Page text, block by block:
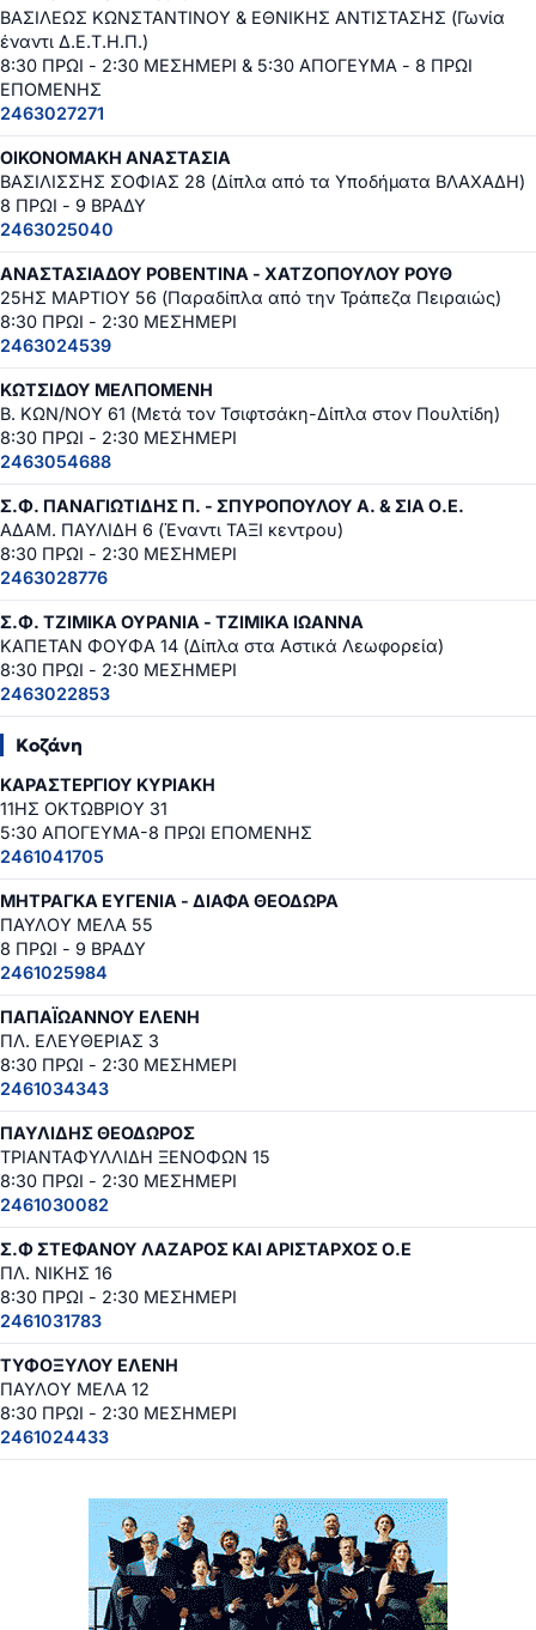
ΒΑΣΙΛΕΩΣ ΚΩΝΣΤΑΝΤΙΝΟΥ & ΕΘΝΙΚΗΣ ΑΝΤΙΣΤΑΣΗΣ (Γωνία
έναντι Δ.Ε.Τ.Η.Π.)
8:30 ΠΡΩΙ - 2:30 ΜΕΣΗΜΕΡΙ & 5:30 ΑΠΟΓΕΥΜΑ - 8 ΠΡΩΙ
ΕΠΟΜΕΝΗΣ
2463027271
ΟΙΚΟΝΟΜΑΚΗ ΑΝΑΣΤΑΣΙΑ
ΒΑΣΙΛΙΣΣΗΣ ΣΟΦΙΑΣ 28 (Δίπλα από τα Υποδήματα ΒΛΑΧΑΔΗ)
8 ΠΡΩΙ - 9 ΒΡΑΔΥ
2463025040
ΑΝΑΣΤΑΣΙΑΔΟΥ ΡΟΒΕΝΤΙΝΑ - ΧΑΤΖΟΠΟΥΛΟΥ ΡΟΥΘ
25ΗΣ ΜΑΡΤΙΟΥ 56 (Παραδίπλα από την Τράπεζα Πειραιώς)
8:30 ΠΡΩΙ - 2:30 ΜΕΣΗΜΕΡΙ
2463024539
ΚΩΤΣΙΔΟΥ ΜΕΛΠΟΜΕΝΗ
Β. ΚΩΝ/ΝΟΥ 61 (Μετά τον Τσιφτσάκη-Δίπλα στον Πουλτίδη)
8:30 ΠΡΩΙ - 2:30 ΜΕΣΗΜΕΡΙ
2463054688
Σ.Φ. ΠΑΝΑΓΙΩΤΙΔΗΣ Π. - ΣΠΥΡΟΠΟΥΛΟΥ Α. & ΣΙΑ Ο.Ε.
ΑΔΑΜ. ΠΑΥΛΙΔΗ 6 (Έναντι ΤΑΞΙ κεντρου)
8:30 ΠΡΩΙ - 2:30 ΜΕΣΗΜΕΡΙ
2463028776
Σ.Φ. ΤΖΙΜΙΚΑ ΟΥΡΑΝΙΑ - ΤΖΙΜΙΚΑ ΙΩΑΝΝΑ
ΚΑΠΕΤΑΝ ΦΟΥΦΑ 14 (Δίπλα στα Αστικά Λεωφορεία)
8:30 ΠΡΩΙ - 2:30 ΜΕΣΗΜΕΡΙ
2463022853
Κοζάνη
ΚΑΡΑΣΤΕΡΓΙΟΥ ΚΥΡΙΑΚΗ
11ΗΣ ΟΚΤΩΒΡΙΟΥ 31
5:30 ΑΠΟΓΕΥΜΑ-8 ΠΡΩΙ ΕΠΟΜΕΝΗΣ
2461041705
ΜΗΤΡΑΓΚΑ ΕΥΓΕΝΙΑ - ΔΙΑΦΑ ΘΕΟΔΩΡΑ
ΠΑΥΛΟΥ ΜΕΛΑ 55
8 ΠΡΩΙ - 9 ΒΡΑΔΥ
2461025984
ΠΑΠΑΪΩΑΝΝΟΥ ΕΛΕΝΗ
ΠΛ. ΕΛΕΥΘΕΡΙΑΣ 3
8:30 ΠΡΩΙ - 2:30 ΜΕΣΗΜΕΡΙ
2461034343
ΠΑΥΛΙΔΗΣ ΘΕΟΔΩΡΟΣ
ΤΡΙΑΝΤΑΦΥΛΛΙΔΗ ΞΕΝΟΦΩΝ 15
8:30 ΠΡΩΙ - 2:30 ΜΕΣΗΜΕΡΙ
2461030082
Σ.Φ ΣΤΕΦΑΝΟΥ ΛΑΖΑΡΟΣ ΚΑΙ ΑΡΙΣΤΑΡΧΟΣ Ο.Ε
ΠΛ. ΝΙΚΗΣ 16
8:30 ΠΡΩΙ - 2:30 ΜΕΣΗΜΕΡΙ
2461031783
ΤΥΦΟΞΥΛΟΥ ΕΛΕΝΗ
ΠΑΥΛΟΥ ΜΕΛΑ 12
8:30 ΠΡΩΙ - 2:30 ΜΕΣΗΜΕΡΙ
2461024433